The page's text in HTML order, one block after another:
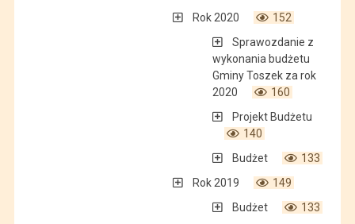
Rok 2020
152
Sprawozdanie z
wykonania budżetu
Gminy Toszek za rok
2020
160
Projekt Budżetu
140
Budżet
133
Rok 2019
149
Budżet
133